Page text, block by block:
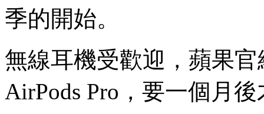
季的開始。
無線耳機受歡迎，蘋果
AirPods Pro，要一個月